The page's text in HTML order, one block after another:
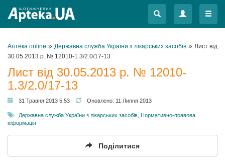
Меню
Меню
Аптека online » Державна служба України з лікарських засобів » Лист від
30.05.2013 р. № 12010-1.3/2.0/17-13
Лист від 30.05.2013 р. № 12010-
1.3/2.0/17-13
31 Травня 2013 5:53 Оновлено: 11 Липня 2013
Державна служба України з лікарських засобів Нормативно-правова
інформація
Поділитися